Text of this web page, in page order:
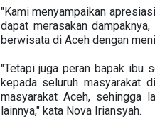
"Kami menyampaikan
dapat merasakan
berwisata di Aceh dengan
"Tetapi juga peran bapak ibu
kepada seluruh masyarakat
masyarakat Aceh, sehingga
lainnya," kata Nova Iriansyah.